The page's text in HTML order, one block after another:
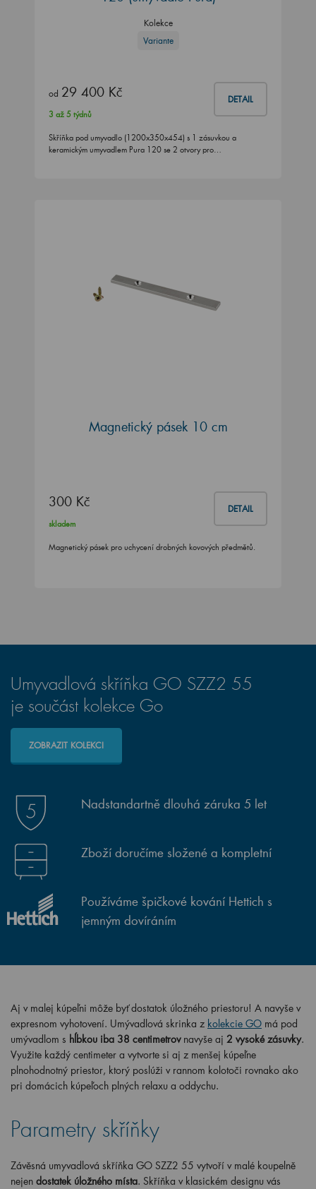
Kolekce
Variante
od 29 400 Kč DETAIL
3 až 5 týdnů
Skříňka pod umyvadlo (1200x350x454) s 1 zásuvkou a
keramickým umyvadlem Pura 120 se 2 otvory pro…
Magnetický pásek 10 cm
300 Kč DETAIL
skladem
Magnetický pásek pro uchycení drobných kovových předmětů.
Umyvadlová skříňka GO SZZ2 55
je součást kolekce Go
ZOBRAZIT KOLEKCI
Nadstandartně dlouhá záruka 5 let
Zboží doručíme složené a kompletní
Používáme špičkové kování Hettich s
jemným dovíráním
Aj v malej kúpeľni môže byť dostatok úložného priestoru! A navyše v
expresnom vyhotovení. Umývadlová skrinka z kolekcie GO má pod
umývadlom s hĺbkou iba 38 centimetrov navyše aj 2 vysoké zásuvky.
Využite každý centimeter a vytvorte si aj z menšej kúpeľne
plnohodnotný priestor, ktorý poslúži v rannom kolotoči rovnako ako
pri domácich kúpeľoch plných relaxu a oddychu.
Parametry skříňky
Závěsná umyvadlová skříňka GO SZZ2 55 vytvoří v malé koupelně
nejen dostatek úložného místa. Skříňka v klasickém designu vás